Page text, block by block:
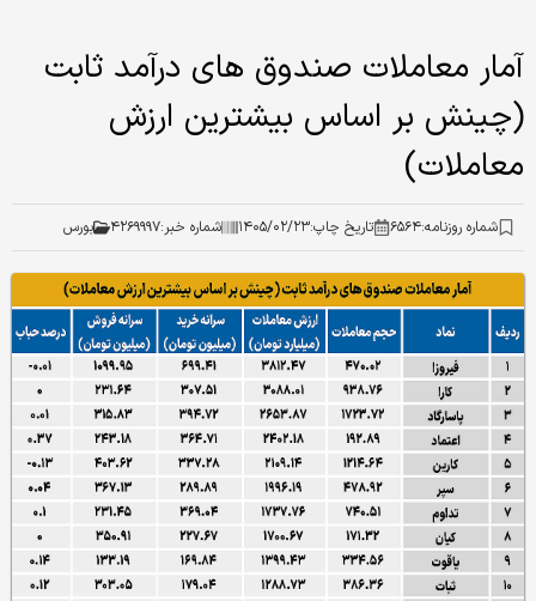
آمار معاملات صندوق های درآمد ثابت
(چینش بر اساس بیشترین ارزش
معاملات)
شماره روزنامه:۶۵۶۴ تاریخ چاپ:۱۴۰۵/۰۲/۲۳ شماره خبر:۴۲۶۹۹۹۷ بورس